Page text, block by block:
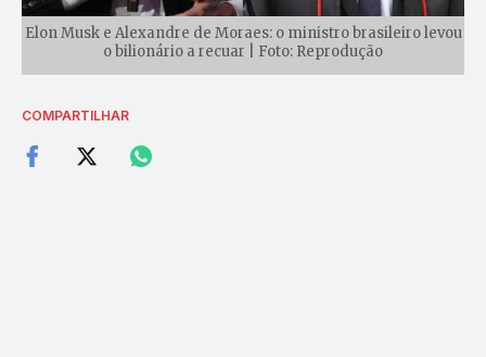
Elon Musk e Alexandre de Moraes: o ministro brasileiro levou
o bilionário a recuar | Foto: Reprodução
COMPARTILHAR